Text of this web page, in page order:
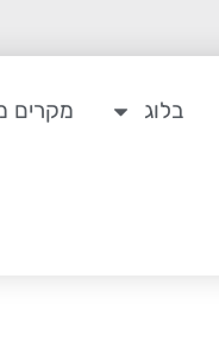
בלוג מקרים